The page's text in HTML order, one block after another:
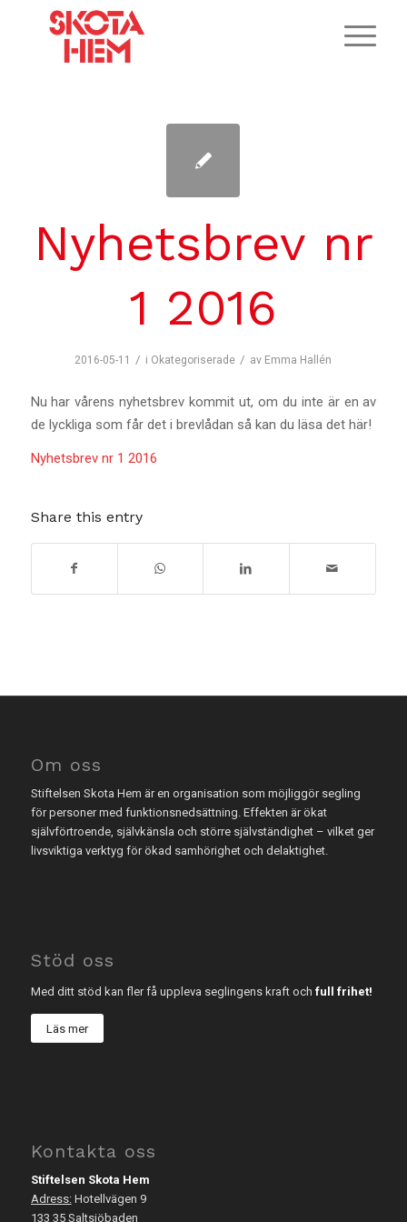
Nyhetsbrev nr
1 2016
2016-05-11 / i Okategoriserade / av Emma Hallén
Nu har vårens nyhetsbrev kommit ut, om du inte är en av
de lyckliga som får det i brevlådan så kan du läsa det här!
Nyhetsbrev nr 1 2016
Share this entry
Om oss
Stiftelsen Skota Hem är en organisation som möjliggör segling
för personer med funktionsnedsättning. Effekten är ökat
självförtroende, självkänsla och större självständighet – vilket ger
livsviktiga verktyg för ökad samhörighet och delaktighet.
Stöd oss
Med ditt stöd kan fler få uppleva seglingens kraft och full frihet!
Läs mer
Kontakta oss
Stiftelsen Skota Hem
Adress:Hotellvägen 9
133 35 Saltsjöbaden